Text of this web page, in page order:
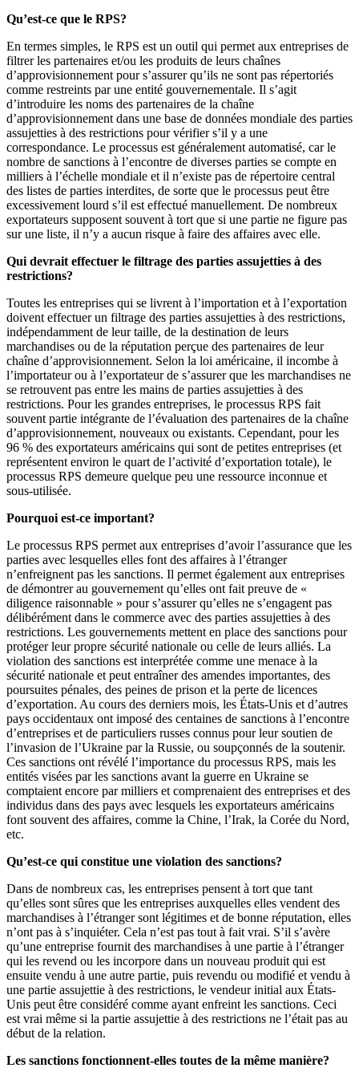
Qu’est-ce que le RPS?
En termes simples, le RPS est un outil qui permet aux entreprises de
filtrer les partenaires et/ou les produits de leurs chaînes
d’approvisionnement pour s’assurer qu’ils ne sont pas répertoriés
comme restreints par une entité gouvernementale. Il s’agit
d’introduire les noms des partenaires de la chaîne
d’approvisionnement dans une base de données mondiale des parties
assujetties à des restrictions pour vérifier s’il y a une
correspondance. Le processus est généralement automatisé, car le
nombre de sanctions à l’encontre de diverses parties se compte en
milliers à l’échelle mondiale et il n’existe pas de répertoire central
des listes de parties interdites, de sorte que le processus peut être
excessivement lourd s’il est effectué manuellement. De nombreux
exportateurs supposent souvent à tort que si une partie ne figure pas
sur une liste, il n’y a aucun risque à faire des affaires avec elle.
Qui devrait effectuer le filtrage des parties assujetties à des
restrictions?
Toutes les entreprises qui se livrent à l’importation et à l’exportation
doivent effectuer un filtrage des parties assujetties à des restrictions,
indépendamment de leur taille, de la destination de leurs
marchandises ou de la réputation perçue des partenaires de leur
chaîne d’approvisionnement. Selon la loi américaine, il incombe à
l’importateur ou à l’exportateur de s’assurer que les marchandises ne
se retrouvent pas entre les mains de parties assujetties à des
restrictions. Pour les grandes entreprises, le processus RPS fait
souvent partie intégrante de l’évaluation des partenaires de la chaîne
d’approvisionnement, nouveaux ou existants. Cependant, pour les
96 % des exportateurs américains qui sont de petites entreprises (et
représentent environ le quart de l’activité d’exportation totale), le
processus RPS demeure quelque peu une ressource inconnue et
sous-utilisée.
Pourquoi est-ce important?
Le processus RPS permet aux entreprises d’avoir l’assurance que les
parties avec lesquelles elles font des affaires à l’étranger
n’enfreignent pas les sanctions. Il permet également aux entreprises
de démontrer au gouvernement qu’elles ont fait preuve de «
diligence raisonnable » pour s’assurer qu’elles ne s’engagent pas
délibérément dans le commerce avec des parties assujetties à des
restrictions. Les gouvernements mettent en place des sanctions pour
protéger leur propre sécurité nationale ou celle de leurs alliés. La
violation des sanctions est interprétée comme une menace à la
sécurité nationale et peut entraîner des amendes importantes, des
poursuites pénales, des peines de prison et la perte de licences
d’exportation. Au cours des derniers mois, les États-Unis et d’autres
pays occidentaux ont imposé des centaines de sanctions à l’encontre
d’entreprises et de particuliers russes connus pour leur soutien de
l’invasion de l’Ukraine par la Russie, ou soupçonnés de la soutenir.
Ces sanctions ont révélé l’importance du processus RPS, mais les
entités visées par les sanctions avant la guerre en Ukraine se
comptaient encore par milliers et comprenaient des entreprises et des
individus dans des pays avec lesquels les exportateurs américains
font souvent des affaires, comme la Chine, l’Irak, la Corée du Nord,
etc.
Qu’est-ce qui constitue une violation des sanctions?
Dans de nombreux cas, les entreprises pensent à tort que tant
qu’elles sont sûres que les entreprises auxquelles elles vendent des
marchandises à l’étranger sont légitimes et de bonne réputation, elles
n’ont pas à s’inquiéter. Cela n’est pas tout à fait vrai. S’il s’avère
qu’une entreprise fournit des marchandises à une partie à l’étranger
qui les revend ou les incorpore dans un nouveau produit qui est
ensuite vendu à une autre partie, puis revendu ou modifié et vendu à
une partie assujettie à des restrictions, le vendeur initial aux États-
Unis peut être considéré comme ayant enfreint les sanctions. Ceci
est vrai même si la partie assujettie à des restrictions ne l’était pas au
début de la relation.
Les sanctions fonctionnent-elles toutes de la même manière?